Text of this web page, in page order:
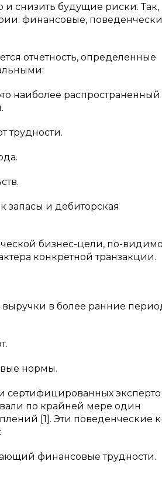
снизить будущие риски. Так,
финансовые,
отчетность, определенные
наиболее распространенный
трудности.
запасы и дебиторская
бизнес-цели, по-
конкретной транзакции.
в более ранние
нормы.
по крайней мере один
[1]. Эти поведенческие
финансовые трудности.